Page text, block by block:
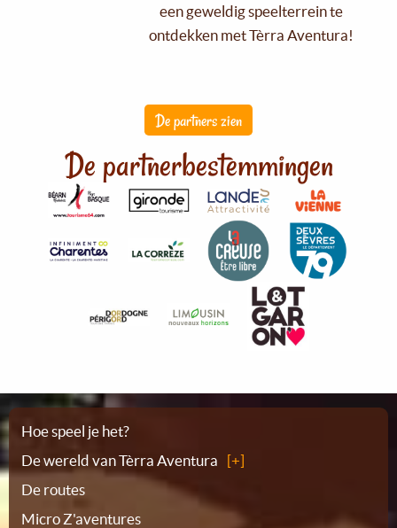
een geweldig speelterrein te
ontdekken met Tèrra Aventura!
De partners zien
De partnerbestemmingen
Plattegrond
Hoe speel je het?
De wereld van Tèrra Aventura
De routes
Micro Z'aventures